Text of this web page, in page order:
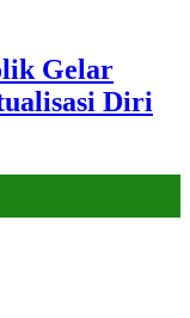
Gelar
Diri